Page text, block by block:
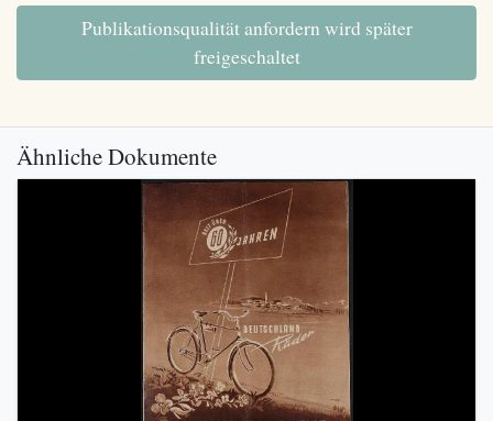
Publikationsqualität anfordern wird später
freigeschaltet
Ähnliche Dokumente